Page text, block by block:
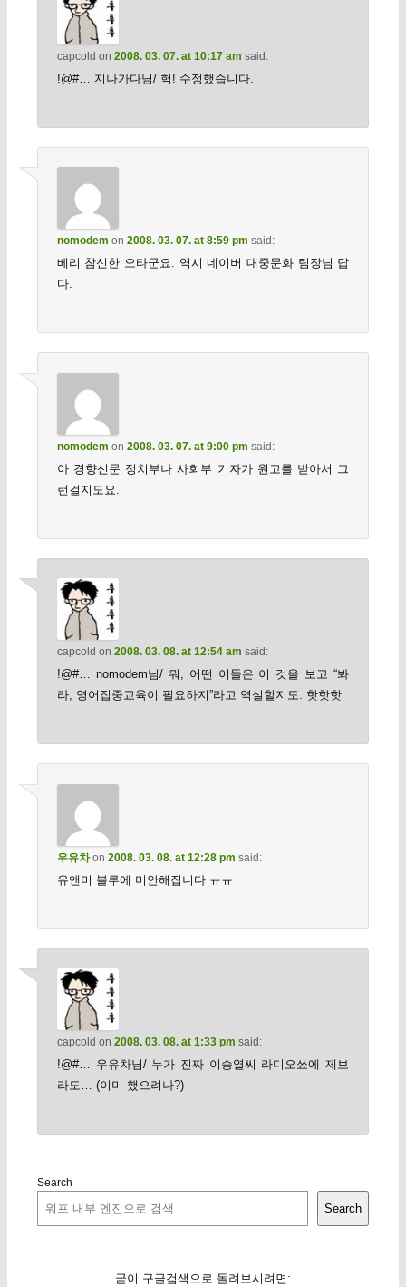
capcold on 2008. 03. 07. at 10:17 am said:
!@#… 지나가다님/ 헉! 수정했습니다.
nomodem on 2008. 03. 07. at 8:59 pm said:
베리 참신한 오타군요. 역시 네이버 대중문화 팀장님 답
다.
nomodem on 2008. 03. 07. at 9:00 pm said:
아 경향신문 정치부나 사회부 기자가 원고를 받아서 그
런걸지도요.
capcold on 2008. 03. 08. at 12:54 am said:
!@#… nomodem님/ 뭐, 어떤 이들은 이 것을 보고 “봐
라, 영어집중교육이 필요하지”라고 역설할지도. 핫핫핫
우유차on 2008. 03. 08. at 12:28 pm said:
유앤미 블루에 미안해집니다 ㅠㅠ
capcold on 2008. 03. 08. at 1:33 pm said:
!@#… 우유차님/ 누가 진짜 이승열씨 라디오쑈에 제보
라도… (이미 했으려나?)
Search
Search
굳이 구글검색으로 돌려보시려면: